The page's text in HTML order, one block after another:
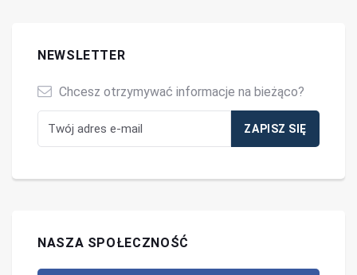
NEWSLETTER
Chcesz otrzymywać informacje na bieżąco?
NASZA SPOŁECZNOŚĆ